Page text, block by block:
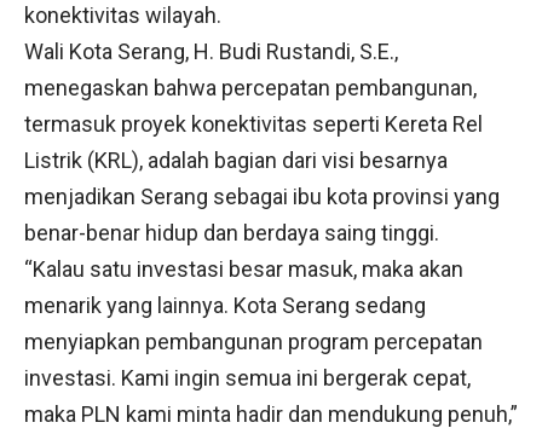
konektivitas wilayah.
Wali Kota Serang, H. Budi Rustandi, S.E.,
menegaskan bahwa percepatan pembangunan,
termasuk proyek konektivitas seperti Kereta Rel
Listrik (KRL), adalah bagian dari visi besarnya
menjadikan Serang sebagai ibu kota provinsi yang
benar-benar hidup dan berdaya saing tinggi.
“Kalau satu investasi besar masuk, maka akan
menarik yang lainnya. Kota Serang sedang
menyiapkan pembangunan program percepatan
investasi. Kami ingin semua ini bergerak cepat,
maka PLN kami minta hadir dan mendukung penuh,”